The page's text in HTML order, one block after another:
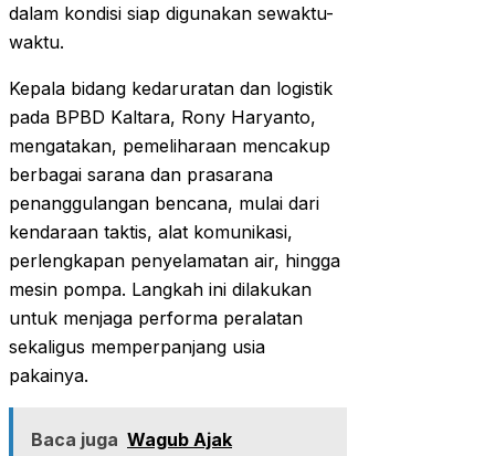
dalam kondisi siap digunakan sewaktu-
waktu.
Kepala bidang kedaruratan dan logistik
pada BPBD Kaltara, Rony Haryanto,
mengatakan, pemeliharaan mencakup
berbagai sarana dan prasarana
penanggulangan bencana, mulai dari
kendaraan taktis, alat komunikasi,
perlengkapan penyelamatan air, hingga
mesin pompa. Langkah ini dilakukan
untuk menjaga performa peralatan
sekaligus memperpanjang usia
pakainya.
Baca juga Wagub Ajak